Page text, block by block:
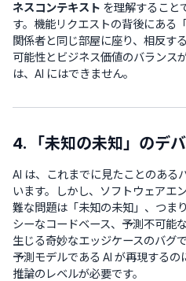
ネスコンテキスト を理解すること
す。機能リクエストの背後にある
関係者と同じ部屋に座り、相反す
可能性とビジネス価値のバランス
は、AI にはできません。
4. 「未知の未知」のデ
AI は、これまでに見たことのある
います。しかし、ソフトウェアエ
難な問題は「未知の未知」、つま
シーなコードベース、予測不可能
生じる奇妙なエッジケースのバグ
予測モデルである AI が再現する
推論のレベルが必要です。